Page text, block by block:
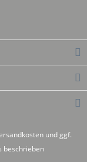
und ggf.
beschrieben